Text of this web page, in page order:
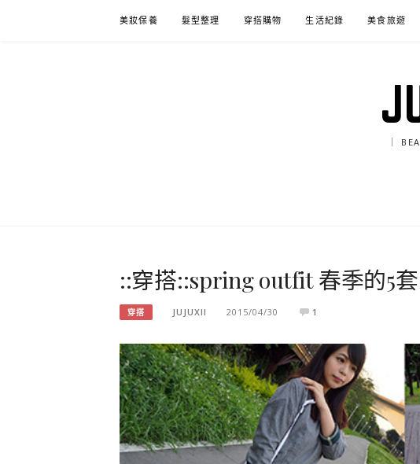
美妝保養 髮型整理 穿搭購物 生活紀錄 美食旅遊
｜
::穿搭::spring outfit 春季的5
穿搭 JUJUXII 2015/04/30 1